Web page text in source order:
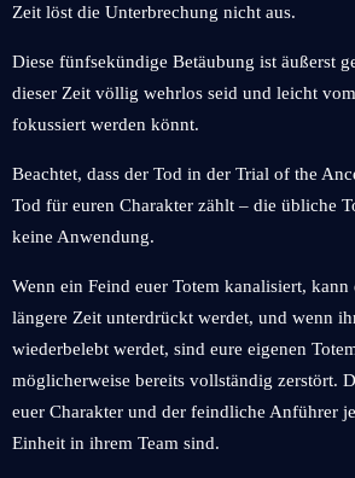
Zeit löst die Unterbrechung nicht aus.
Diese fünfsekündige Betäubung ist äußerst
dieser Zeit völlig wehrlos seid und leicht
fokussiert werden könnt.
Beachtet, dass der Tod in der Trial of the
Tod für euren Charakter zählt – die übliche
keine Anwendung.
Wenn ein Feind euer Totem kanalisiert, kann
längere Zeit unterdrückt werdet, und wenn
wiederbelebt werdet, sind eure eigenen
möglicherweise bereits vollständig zerstört.
euer Charakter und der feindliche Anführer
Einheit in ihrem Team sind.